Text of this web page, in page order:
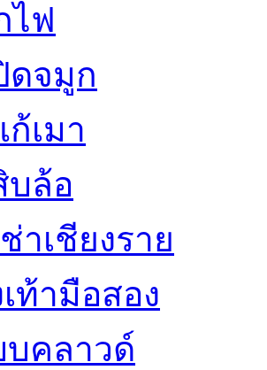
ไฟ
ดจมูก
เมา
บล้อ
าเชียงราย
ท้ามือสอง
บคลาวด์